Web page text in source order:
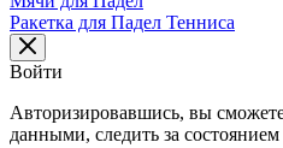
Ракетка для Падел Тенниса
Войти
Авторизировавшись, вы
данными, следить за состоянием